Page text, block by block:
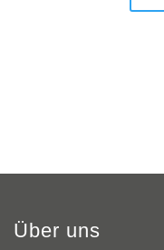
Über uns